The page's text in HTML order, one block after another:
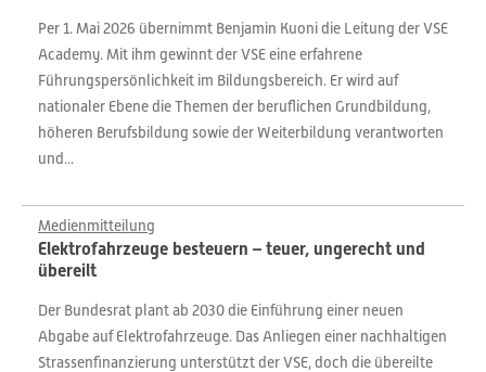
Per 1. Mai 2026 übernimmt Benjamin Kuoni die Leitung der VSE
Academy. Mit ihm gewinnt der VSE eine erfahrene
Führungspersönlichkeit im Bildungsbereich. Er wird auf
nationaler Ebene die Themen der beruflichen Grundbildung,
höheren Berufsbildung sowie der Weiterbildung verantworten
und...
Medienmitteilung
Elektrofahrzeuge besteuern – teuer, ungerecht und
übereilt
Der Bundesrat plant ab 2030 die Einführung einer neuen
Abgabe auf Elektrofahrzeuge. Das Anliegen einer nachhaltigen
Strassenfinanzierung unterstützt der VSE, doch die übereilte